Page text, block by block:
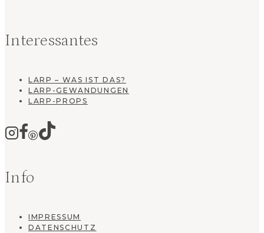
Interessantes
LARP – WAS IST DAS?
LARP-GEWANDUNGEN
LARP-PROPS
Info
IMPRESSUM
DATENSCHUTZ